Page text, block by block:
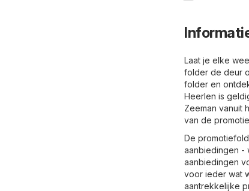
Laat je elke
folder de deur
folder en
Heerlen is
Zeeman vanuit
van de
De
aanbiedingen -
aanbiedingen
voor ieder wat
aantrekkelijke